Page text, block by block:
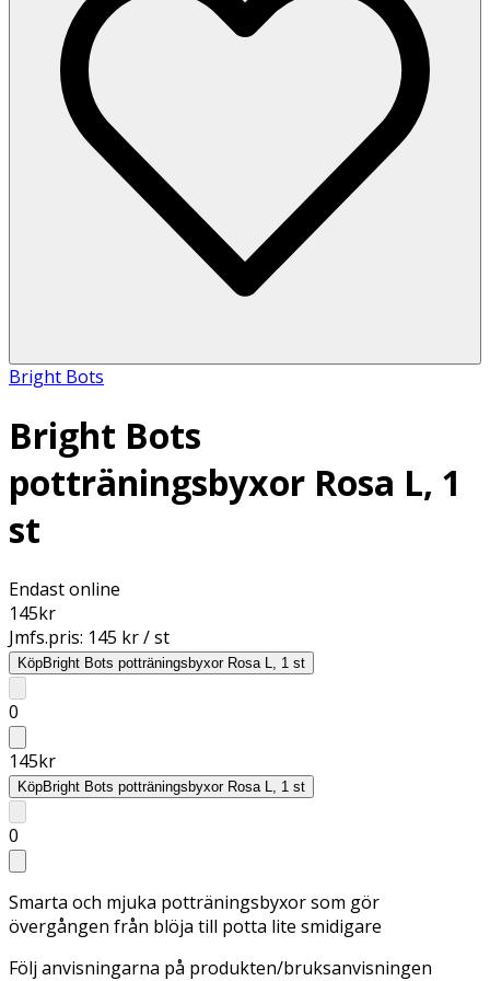
Bright Bots
Bright Bots
potträningsbyxor Rosa L, 1
st
Endast online
145kr
Jmfs.pris: 145 kr / st
KöpBright Bots potträningsbyxor Rosa L, 1 st
0
145kr
KöpBright Bots potträningsbyxor Rosa L, 1 st
0
Smarta och mjuka potträningsbyxor som gör
övergången från blöja till potta lite smidigare
Följ anvisningarna på produkten/bruksanvisningen